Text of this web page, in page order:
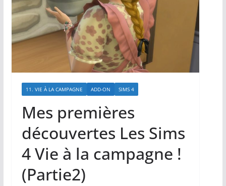
11. VIE À LA CAMPAGNE ADD-ON SIMS 4
Mes premières
découvertes Les Sims
4 Vie à la campagne !
(Partie2)